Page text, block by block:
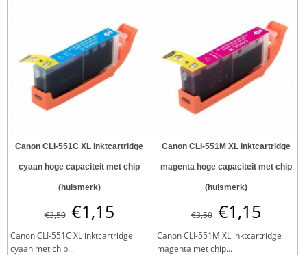
Canon CLI-551C XL inktcartridge
cyaan hoge capaciteit met chip
(huismerk)
€3,50 €1,15
Canon CLI-551C XL inktcartridge
cyaan met chip...
Canon CLI-551M XL inktcartridge
magenta hoge capaciteit met chip
(huismerk)
€3,50 €1,15
Canon CLI-551M XL inktcartridge
magenta met chip...